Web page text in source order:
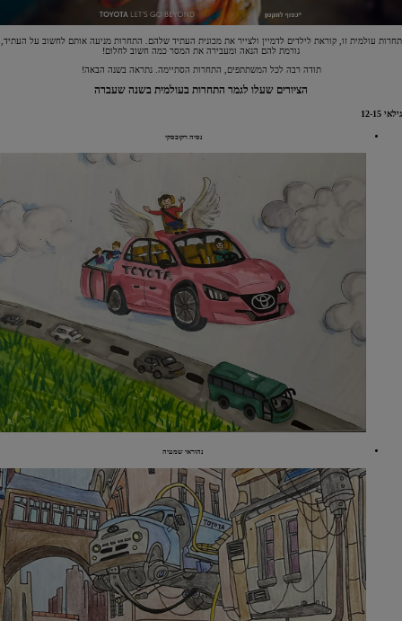
תחרות עולמית זו, קוראת לילדים לדמיין ולצייר את מכונית העתיד שלהם. התחרות מניעה אותם לחשוב על העתיד,
גורמת להם הנאה ומעבירה את המסר כמה חשוב לחלום!
תודה רבה לכל המשתתפים, התחרות הסתיימה. נתראה בשנה הבאה!
הציורים שעלו לגמר התחרות בעולמית בשנה שעברה
גילאי 12-15
נסיה רקובסקי
נהוראי שמעיה